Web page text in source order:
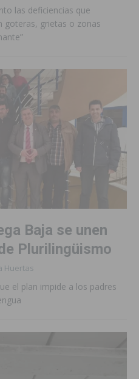
las deficiencias que
goteras, grietas o zonas
Baja se unen
Plurilingüismo
Huertas
el plan impide a los padres